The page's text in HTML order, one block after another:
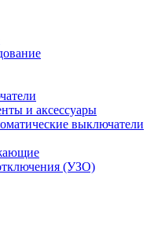
и аксессуары
выключатели
(УЗО)